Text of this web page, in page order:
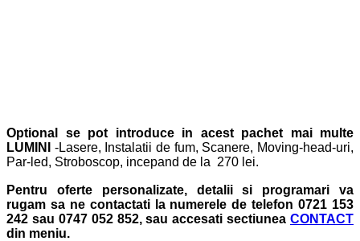
Optional se pot introduce in acest pachet mai multe
LUMINI
-Lasere, Instalatii de fum, Scanere, Moving-head-uri,
Par-led, Stroboscop, incepand de la 270 lei.
Pentru oferte personalizate, detalii si programari va
rugam sa ne contactati la numerele de telefon 0721 153
242 sau 0747 052 852, sau accesati sectiunea CONTACT
din meniu.